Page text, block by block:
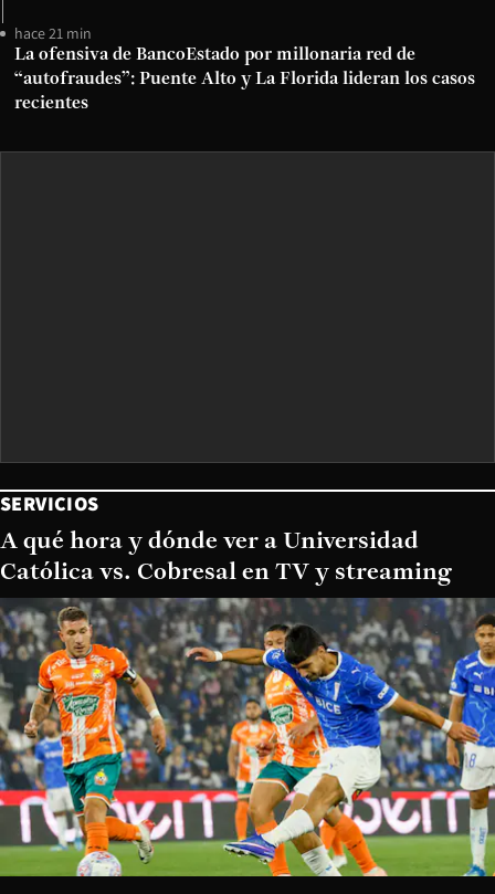
hace 21 min
La ofensiva de BancoEstado por millonaria red de
“autofraudes”: Puente Alto y La Florida lideran los casos
recientes
SERVICIOS
A qué hora y dónde ver a Universidad
Católica vs. Cobresal en TV y streaming